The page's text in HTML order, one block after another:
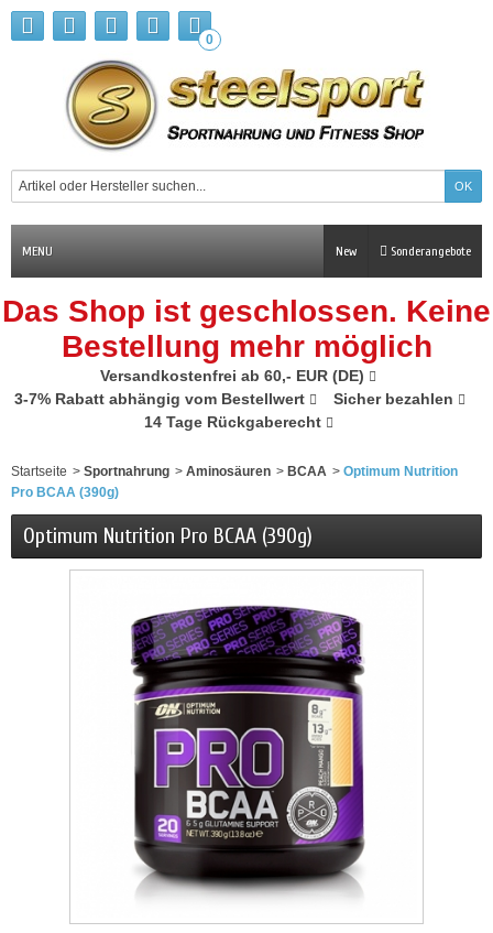
0
MENU Sonderangebote
New
Das Shop ist geschlossen. Keine
Bestellung mehr möglich
Versandkostenfrei ab 60,- EUR (DE)
3-7% Rabatt abhängig vom Bestellwert
Sicher bezahlen
14 Tage Rückgaberecht
Startseite > Sportnahrung > Aminosäuren > BCAA > Optimum Nutrition
Pro BCAA (390g)
Optimum Nutrition Pro BCAA (390g)